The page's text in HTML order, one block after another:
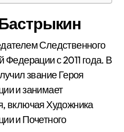
Следственного
Федерации с 2011 года. В
звание Героя
и занимает
включая Художника
и Почетного